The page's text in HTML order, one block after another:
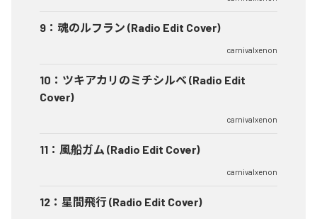
9 ： 魂のルフラン (Radio Edit Cover)
carnivalxenon
10 ： ツキアカリのミチシルベ (Radio Edit
Cover)
carnivalxenon
11 ： 風船ガム (Radio Edit Cover)
carnivalxenon
12 ： 星間飛行 (Radio Edit Cover)